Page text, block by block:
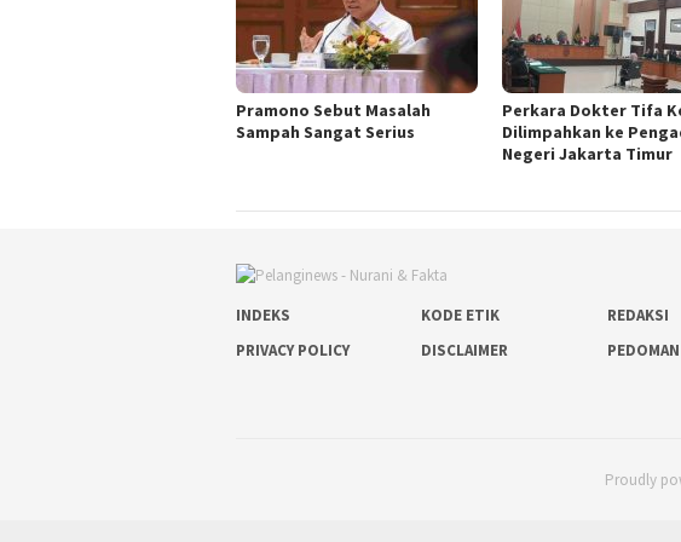
Pramono Sebut Masalah
Sampah Sangat Serius
Perkara Dokter Tifa
Dilimpahkan ke
Negeri Jakarta Timur
INDEKS KODE ETIK
REDAKSI
PRIVACY POLICY
DISCLAIMER
Proudly